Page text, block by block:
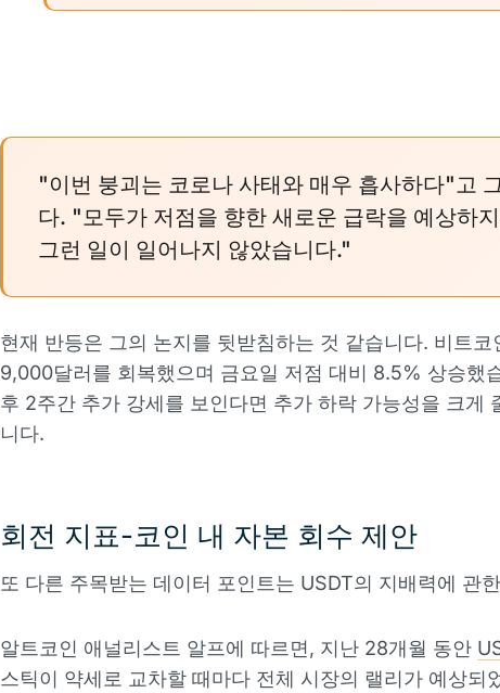
"이번 붕괴는 코로나 사태와 매우 흡사하다"고
다. "모두가 저점을 향한 새로운 급락을 예상하
그런 일이 일어나지 않았습니다."
현재 반등은 그의 논지를 뒷받침하는 것 같습니다. 비트
9,000달러를 회복했으며 금요일 저점 대비 8.5% 상승했
후 2주간 추가 강세를 보인다면 추가 하락 가능성을 크게
니다.
회전 지표-코인 내 자본 회수 제안
또 다른 주목받는 데이터 포인트는 USDT의 지배력에 관
알트코인 애널리스트 알프에 따르면, 지난 28개월 동안
스틱이 약세로 교차할 때마다 전체 시장의 랠리가 예상되